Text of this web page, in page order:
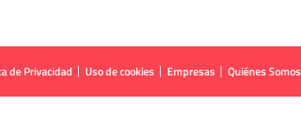
de Privacidad Uso de cookies Empresas Quiénes Somos